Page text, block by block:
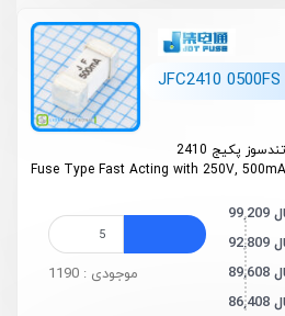
JFC2410
Fuse Type Fast Acting with 250V,
موجودی : 1190